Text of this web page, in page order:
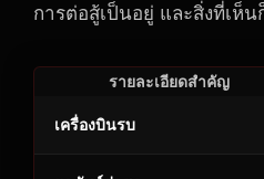
การต่อสู้เป็นอยู่ และสิ่งที่เห็
รายละเอียดสำคัญ
เครื่องบินรบ